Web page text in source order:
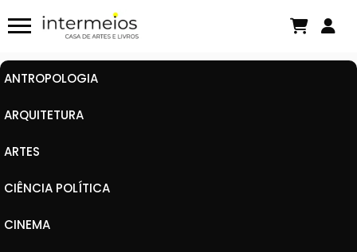
ANTROPOLOGIA
ARQUITETURA
ARTES
CIÊNCIA POLÍTICA
CINEMA